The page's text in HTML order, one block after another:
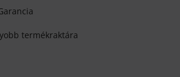
termékraktára